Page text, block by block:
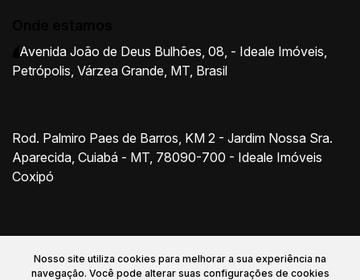
Nosso site utiliza cookies para melhorar a sua experiência na
navegação. Você pode alterar suas configurações de cookies
Avenida João de Deus Bulhões 08 - Ideale Imóveis
Petrópolis Várzea Grande MT Brasil
Rod. Palmiro Paes de Barros, KM 2 - Jardim Nossa Sra.
Aparecida, Cuiabá - MT, 78090-700 - Ideale Imóveis
Coxipó